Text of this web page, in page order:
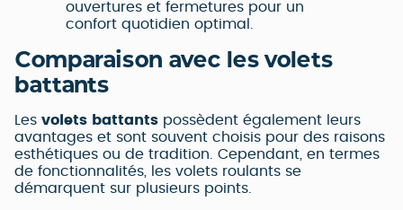
ouvertures et fermetures pour un
confort quotidien optimal.
Comparaison avec les volets
battants
Les volets battants possèdent également leurs
avantages et sont souvent choisis pour des raisons
esthétiques ou de tradition. Cependant, en termes
de fonctionnalités, les volets roulants se
démarquent sur plusieurs points.